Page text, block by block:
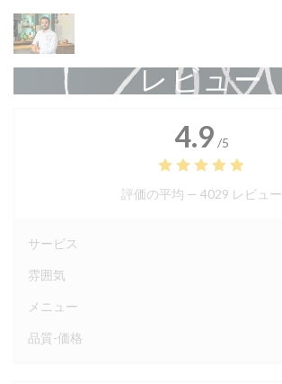
クッキー利用の管理について
レビュー
4.9 /5
評価の平均 — 4029 レビュー
サービス
雰囲気
メニュー
品質-価格